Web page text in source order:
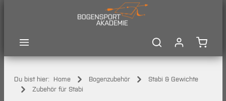
Du bist hier: Home Bogenzubehör
Stabi & Gewichte
Zubehör für Stabi